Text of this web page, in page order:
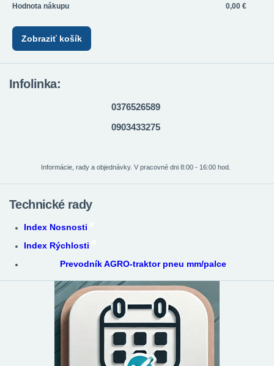
Hodnota nákupu 0,00 €
Zobraziť košík
Infolinka:
0376526589
0903433275
Informácie, rady a objednávky. V pracovné dni 8:00 - 16:00 hod.
Technické rady
Index Nosnosti
Index Rýchlosti
Prevodník AGRO-traktor pneu mm/palce